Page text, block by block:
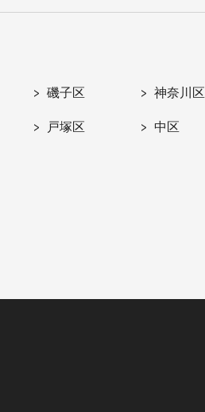
磯子区 神奈川区
戸塚区 中区